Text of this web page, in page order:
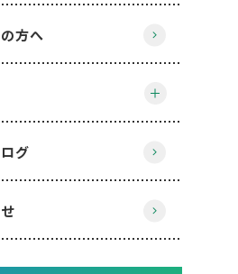
方へ
グ